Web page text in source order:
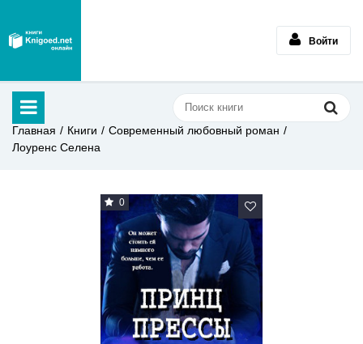
Войти
Главная Книги
Современный любовный роман
Лоуренс Селена
0